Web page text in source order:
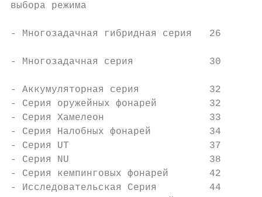
выбора режима
- Многозадачная гибридная серия   26
- Многозадачная серия             30
- Аккумуляторная серия            32
- Серия оружейных фонарей         32
- Серия Хамелеон                  33
- Cерия Налобных фонарей          34
- Серия UT                        37
- Серия NU                        38
- Серия кемпинговых фонарей       42
- Исследовательская Серия         44